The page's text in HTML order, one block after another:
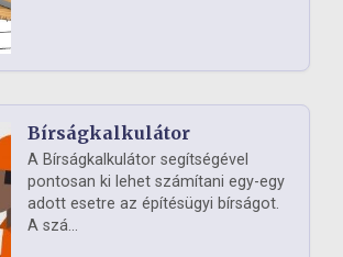
Bírságkalkulátor
A Bírságkalkulátor segítségével
pontosan ki lehet számítani egy-egy
adott esetre az építésügyi bírságot.
A szá...